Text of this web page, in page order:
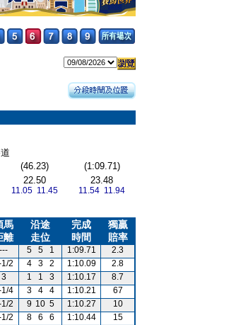
(46.23)
(1:09.71)
22.50
11.05 11.45
23.48
11.54 11.94
馬
離
沿途
走位
完成
時間
獨贏
賠率
--- 5 5 1 1:09.71
2.3
2 4 3 2 1:10.09
2.8
3 1 1 3 1:10.17
8.7
4 3 4 4 1:10.21
67
2 9 10 5 1:10.27
10
2 8 6 6 1:10.44
15